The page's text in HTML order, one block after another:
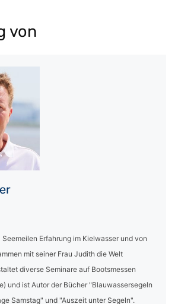
von
Erfahrung im Kielwasser und von
mit seiner Frau Judith die Welt
diverse Seminare auf Bootsmessen
und ist Autor der Bücher "Blauwassersegeln
Samstag" und "Auszeit unter Segeln".